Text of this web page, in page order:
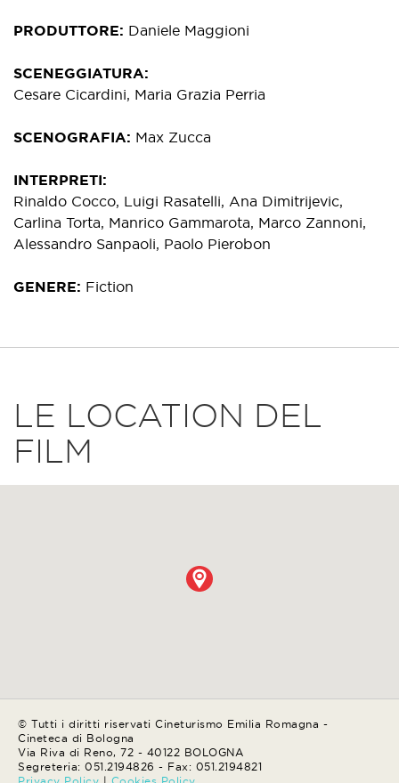
PRODUTTORE Daniele Maggioni
SCENEGGIATURA
Cesare Cicardini, Maria Grazia Perria
SCENOGRAFIA Max Zucca
INTERPRETI
Rinaldo Cocco, Luigi Rasatelli, Ana Dimitrijevic,
Carlina Torta, Manrico Gammarota, Marco Zannoni,
Alessandro Sanpaoli, Paolo Pierobon
GENERE Fiction
LE LOCATION DEL
FILM
© Tutti i diritti riservati Cineturismo Emilia Romagna -
Cineteca di Bologna
Via Riva di Reno, 72 - 40122 BOLOGNA
Segreteria: 051.2194826 - Fax: 051.2194821